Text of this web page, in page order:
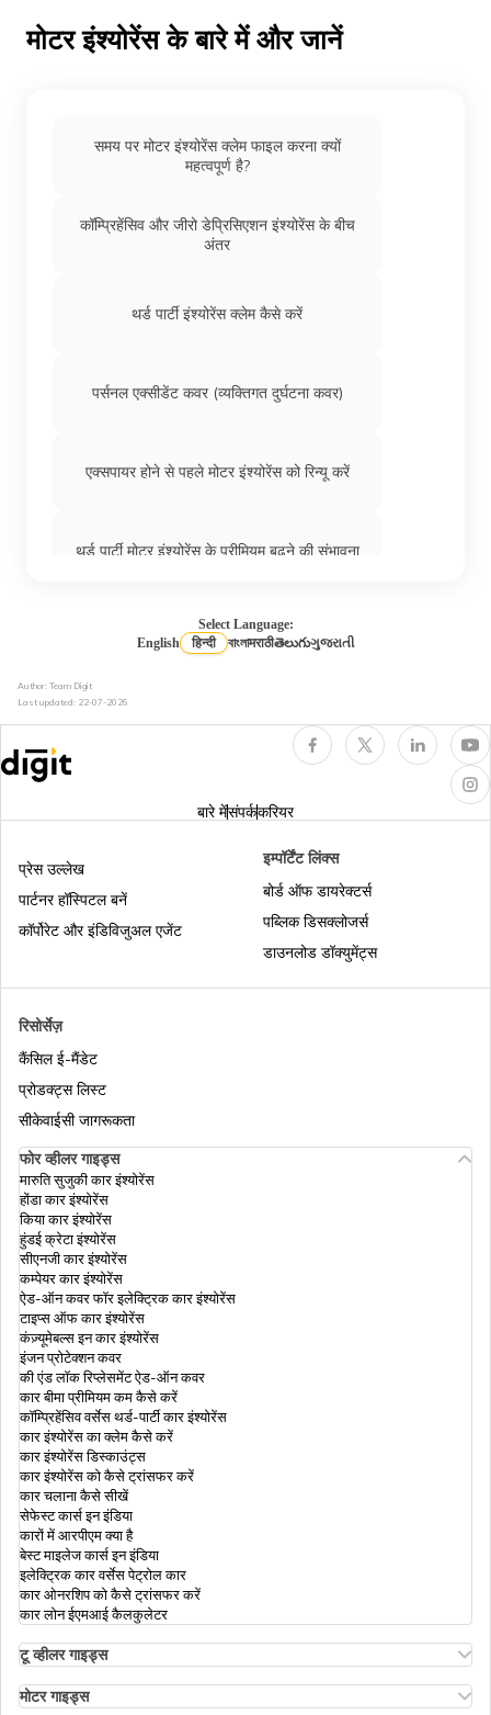
मोटर इंश्योरेंस के बारे में और जानें
समय पर मोटर इंश्योरेंस क्लेम फाइल करना क्यों
महत्वपूर्ण है?
कॉम्प्रिहेंसिव और जीरो डेप्रिसिएशन इंश्योरेंस के बीच
अंतर
थर्ड पार्टी इंश्योरेंस क्लेम कैसे करें
पर्सनल एक्सीडेंट कवर (व्यक्तिगत दुर्घटना कवर)
एक्सपायर होने से पहले मोटर इंश्योरेंस को रिन्यू करें
थर्ड पार्टी मोटर इंश्योरेंस के प्रीमियम बढ़ने की संभावना
कार इंश्योरेंस
5 मोटर इंश्योरेंस टर्मिनोलॉजीज़ जो आपको पॉलिसी रीन्यू
रोडसाइड असिस्टेंस
कॉम्प्रिहेंसिव मोटर इंश्योरेंस
क्यों आपको अपनी वाहन की बढ़ी हुई IDV वैल्यू चुनना
Select Language:
English
हिन्दी বাংলাमराठीతెలుగుગુજરાતી
Author: Team Digit
Last updated: 22-07-2026
बारे मेंसंपर्ककरियर
रिसोर्सेज़
कैंसिल ई-मैंडेट
प्रोडक्ट्स लिस्ट
सीकेवाईसी जागरूकता
प्रेस उल्लेख
पार्टनर हॉस्पिटल बनें
कॉर्पोरेट और इंडिविजुअल एजेंट
इम्पॉर्टेंट लिंक्स
बोर्ड ऑफ डायरेक्टर्स
पब्लिक डिसक्लोजर्स
डाउनलोड डॉक्युमेंट्स
फोर व्हीलर गाइड्स
मारुति सुजुकी कार इंश्योरेंस
होंडा कार इंश्योरेंस
किया कार इंश्योरेंस
हुंडई क्रेटा इंश्योरेंस
सीएनजी कार इंश्योरेंस
कम्पेयर कार इंश्योरेंस
ऐड-ऑन कवर फॉर इलेक्ट्रिक कार इंश्योरेंस
टाइप्स ऑफ कार इंश्योरेंस
कंज़्यूमेबल्स इन कार इंश्योरेंस
इंजन प्रोटेक्शन कवर
की एंड लॉक रिप्लेसमेंट ऐड-ऑन कवर
कार बीमा प्रीमियम कम कैसे करें
कॉम्प्रिहेंसिव वर्सेस थर्ड-पार्टी कार इंश्योरेंस
कार इंश्योरेंस का क्लेम कैसे करें
कार इंश्योरेंस डिस्काउंट्स
कार इंश्योरेंस को कैसे ट्रांसफर करें
कार चलाना कैसे सीखें
सेफेस्ट कार्स इन इंडिया
कारों में आरपीएम क्या है
बेस्ट माइलेज कार्स इन इंडिया
इलेक्ट्रिक कार वर्सेस पेट्रोल कार
कार ओनरशिप को कैसे ट्रांसफर करें
कार लोन ईएमआई कैलकुलेटर
टू व्हीलर गाइड्स
अथर एनर्जी बाइक इंश्योरेंस
मोटर गाइड्स